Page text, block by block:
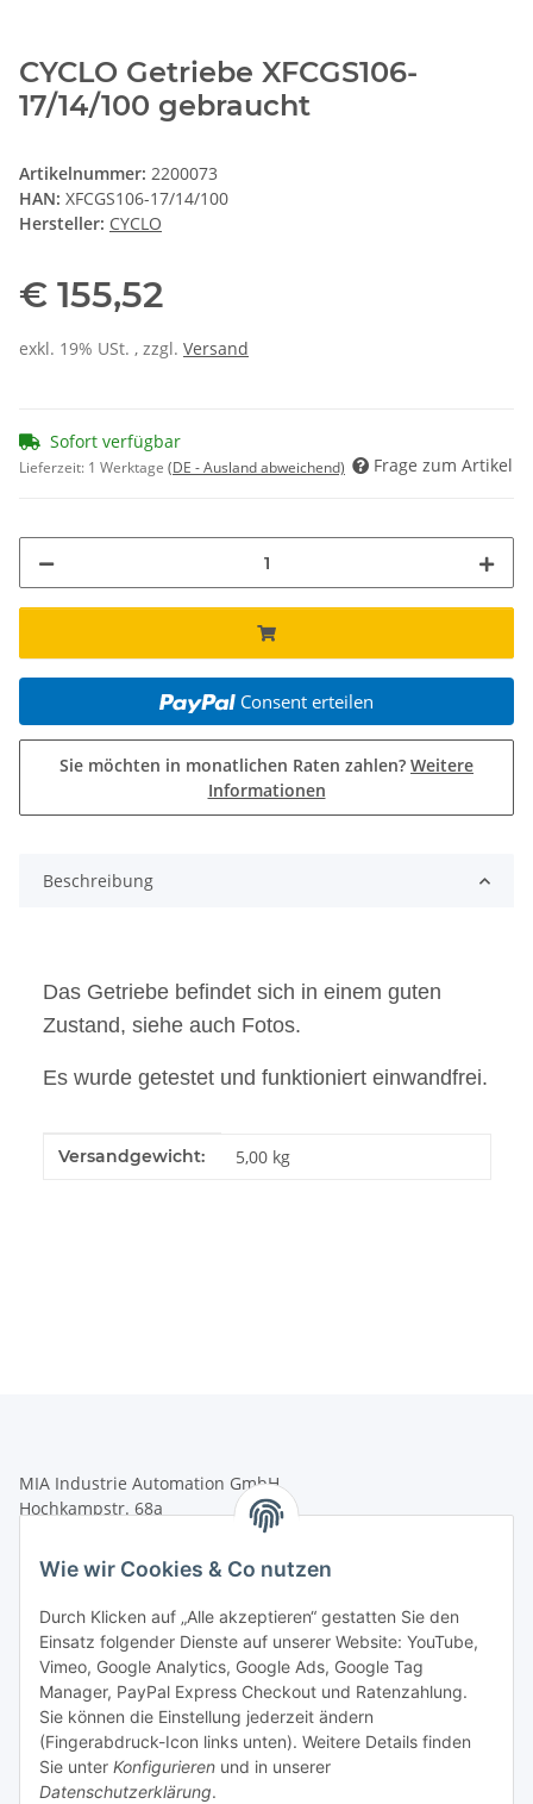
Wie wir Cookies & Co nutzen
Durch Klicken auf „Alle akzeptieren“ gestatten Sie den
Einsatz folgender Dienste auf unserer Website: YouTube,
Vimeo, Google Analytics, Google Ads, Google Tag
Manager, PayPal Express Checkout und Ratenzahlung.
Sie können die Einstellung jederzeit ändern
(Fingerabdruck-Icon links unten). Weitere Details finden
Sie unter Konfigurieren und in unserer
Datenschutzerklärung.
CYCLO Getriebe XFCGS106-
17/14/100 gebraucht
Artikelnummer: 2200073
HAN: XFCGS106-17/14/100
Hersteller: CYCLO
€ 155,52
exkl. 19% USt. , zzgl. Versand
Sofort verfügbar
Lieferzeit: 1 Werktage (DE - Ausland abweichend) Frage zum Artikel
Consent erteilen
Sie möchten in monatlichen Raten zahlen? Weitere
Informationen
Beschreibung
Das Getriebe befindet sich in einem guten
Zustand, siehe auch Fotos.
Es wurde getestet und funktioniert einwandfrei.
Produkteigenschaft
Wert
Versandgewicht: 5,00 kg
MIA Industrie Automation GmbH
Hochkampstr. 68a
Tel.: +49 (0)209 58900406
shop@mia-automation.de
Gesetzliche Informationen
Informationen